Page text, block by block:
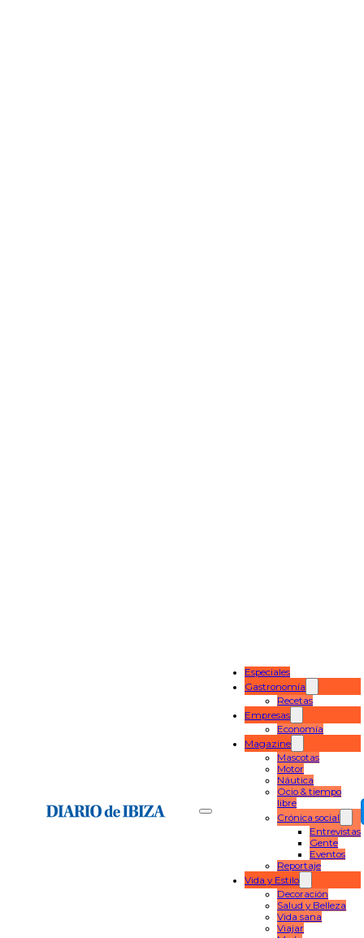
Especiales
Gastronomía
Recetas
Empresas
Economía
Magazine
Mascotas
Motor
Náutica
Ocio & tiempo
libre
Crónica social
Entrevistas
Gente
Eventos
Reportaje
Vida y Estilo
Decoración
Salud y Belleza
Vida sana
Viajar